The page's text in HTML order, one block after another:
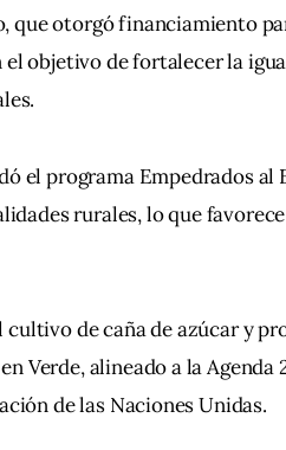
que otorgó financiamiento
objetivo de fortalecer la
el programa Empedrados al
rurales, lo que
cultivo de caña de azúcar y
Verde, alineado a la Agenda
de las Naciones Unidas.